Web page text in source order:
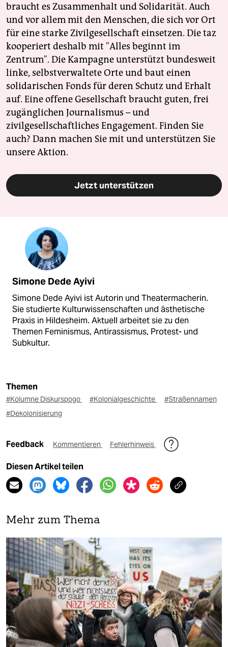
braucht es Zusammenhalt und Solidarität. Auch
und vor allem mit den Menschen, die sich vor Ort
für eine starke Zivilgesellschaft einsetzen. Die taz
kooperiert deshalb mit "Alles beginnt im
Zentrum". Die Kampagne unterstützt bundesweit
linke, selbstverwaltete Orte und baut einen
solidarischen Fonds für deren Schutz und Erhalt
auf. Eine offene Gesellschaft braucht guten, frei
zugänglichen Journalismus – und
zivilgesellschaftliches Engagement. Finden Sie
auch? Dann machen Sie mit und unterstützen Sie
unsere Aktion.
Jetzt unterstützen
Simone Dede Ayivi
Simone Dede Ayivi ist Autorin und Theatermacherin.
Sie studierte Kulturwissenschaften und ästhetische
Praxis in Hildesheim. Aktuell arbeitet sie zu den
Themen Feminismus, Antirassismus, Protest- und
Subkultur.
Themen
#Kolumne Diskurspogo #Kolonialgeschichte
#Straßennamen
#Dekolonisierung
Feedback Kommentieren Fehlerhinweis
Diesen Artikel teilen
Mehr zum Thema